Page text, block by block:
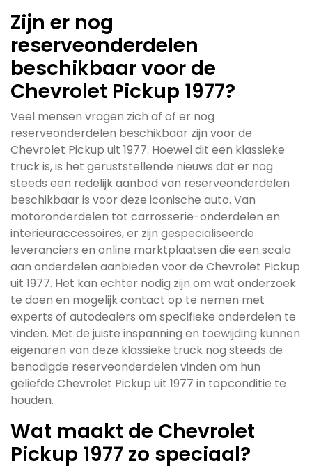
Zijn er nog
reserveonderdelen
beschikbaar voor de
Chevrolet Pickup 1977?
Veel mensen vragen zich af of er nog
reserveonderdelen beschikbaar zijn voor de
Chevrolet Pickup uit 1977. Hoewel dit een klassieke
truck is, is het geruststellende nieuws dat er nog
steeds een redelijk aanbod van reserveonderdelen
beschikbaar is voor deze iconische auto. Van
motoronderdelen tot carrosserie-onderdelen en
interieuraccessoires, er zijn gespecialiseerde
leveranciers en online marktplaatsen die een scala
aan onderdelen aanbieden voor de Chevrolet Pickup
uit 1977. Het kan echter nodig zijn om wat onderzoek
te doen en mogelijk contact op te nemen met
experts of autodealers om specifieke onderdelen te
vinden. Met de juiste inspanning en toewijding kunnen
eigenaren van deze klassieke truck nog steeds de
benodigde reserveonderdelen vinden om hun
geliefde Chevrolet Pickup uit 1977 in topconditie te
houden.
Wat maakt de Chevrolet
Pickup 1977 zo speciaal?